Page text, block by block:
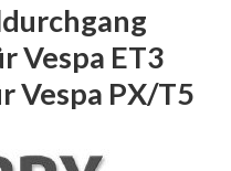
Vespa ET3
Vespa PX/T5